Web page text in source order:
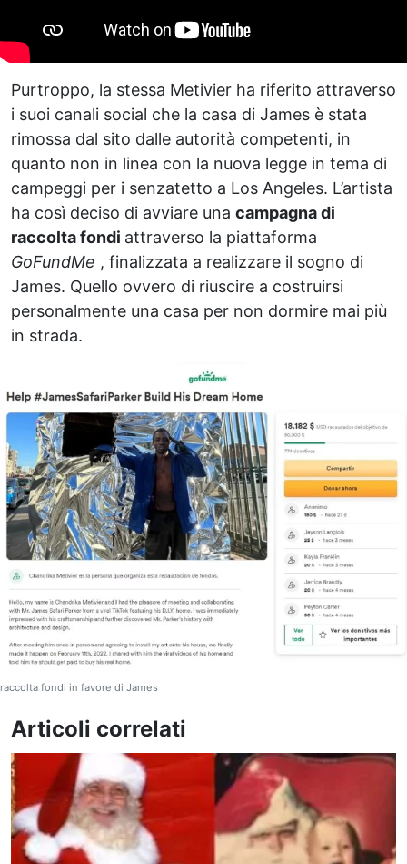
Purtroppo, la stessa Metivier ha riferito attraverso
i suoi canali social che la casa di James è stata
rimossa dal sito dalle autorità competenti, in
quanto non in linea con la nuova legge in tema di
campeggi per i senzatetto a Los Angeles. L’artista
ha così deciso di avviare una campagna di
raccolta fondi attraverso la piattaforma
GoFundMe , finalizzata a realizzare il sogno di
James. Quello ovvero di riuscire a costruirsi
personalmente una casa per non dormire mai più
in strada.
raccolta fondi in favore di James
Articoli correlati